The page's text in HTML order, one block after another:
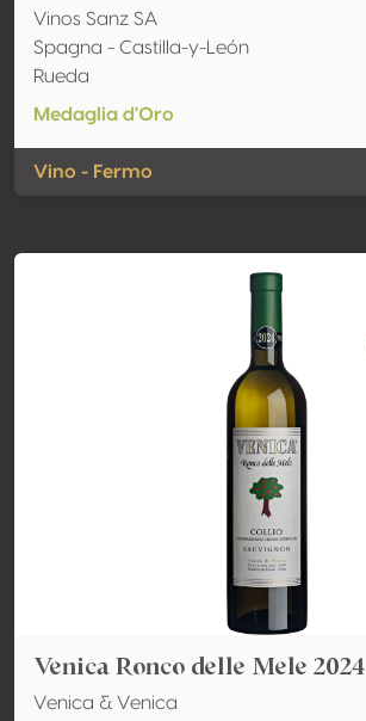
Vinos Sanz SA
Spagna - Castilla-y-León
Rueda
Medaglia d'Oro
Vino - Fermo
Venica Ronco delle Mele 2024
Venica & Venica